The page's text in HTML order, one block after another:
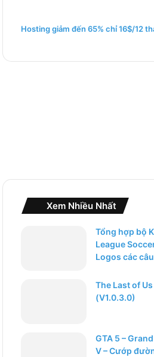
Hosting giảm đến 65% chỉ 16$/12
Xem Nhiều Nhất
Tổng hợp bộ
League
Logos các
The Last of Us
(V1.0.3.0)
GTA 5 –
V – Cướp